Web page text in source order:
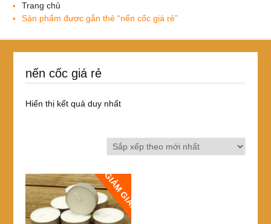
Trang chủ
Sản phẩm được gắn thẻ “nến cốc giá rẻ”
nến cốc giá rẻ
Hiển thị kết quả duy nhất
GIẢM GIÁ!